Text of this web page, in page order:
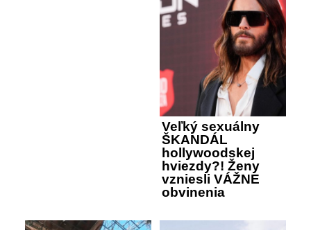
Veľký sexuálny
ŠKANDÁL
hollywoodskej
hviezdy?! Ženy
vzniesli VÁŽNE
obvinenia